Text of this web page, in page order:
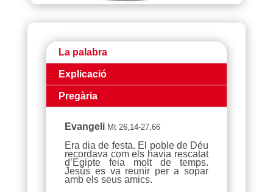
La palabra
Explicació
Pregària
EvangeliMt 26,14-27,66
Era dia de festa. El poble de Déu
recordava com els havia rescatat
d’Egipte feia molt de temps.
Jesús es va reunir per a sopar
amb els seus amics.